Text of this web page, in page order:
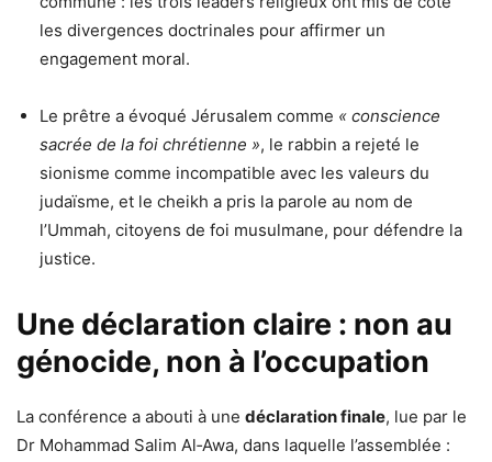
les divergences doctrinales pour affirmer un
engagement moral.
Le prêtre a évoqué Jérusalem comme « conscience
sacrée de la foi chrétienne », le rabbin a rejeté le
sionisme comme incompatible avec les valeurs du
judaïsme, et le cheikh a pris la parole au nom de
l’Ummah, citoyens de foi musulmane, pour défendre la
justice.
Une déclaration claire : non au
génocide, non à l’occupation
La conférence a abouti à une déclaration finale, lue par le
Dr Mohammad Salim Al‑Awa, dans laquelle l’assemblée :